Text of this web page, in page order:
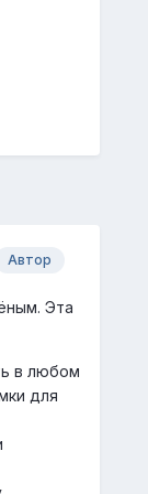
Автор
Эта
в любом
для